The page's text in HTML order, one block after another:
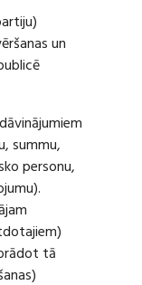
un
summu,
personu,
tā